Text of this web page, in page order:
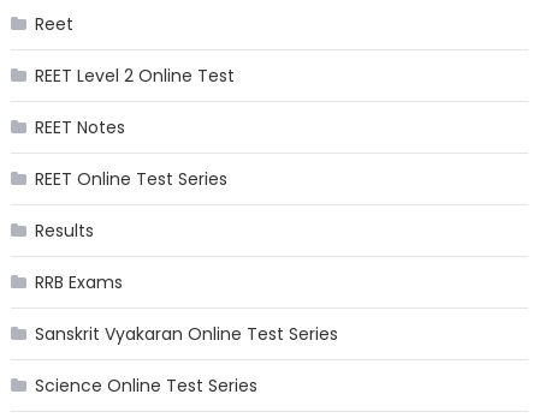
Reet
REET Level 2 Online Test
REET Notes
REET Online Test Series
Results
RRB Exams
Sanskrit Vyakaran Online Test Series
Science Online Test Series